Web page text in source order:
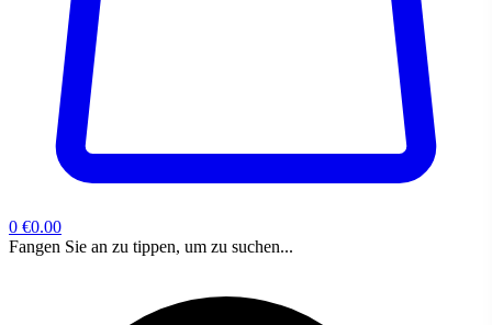
0 €0.00
Fangen Sie an zu tippen, um zu suchen...